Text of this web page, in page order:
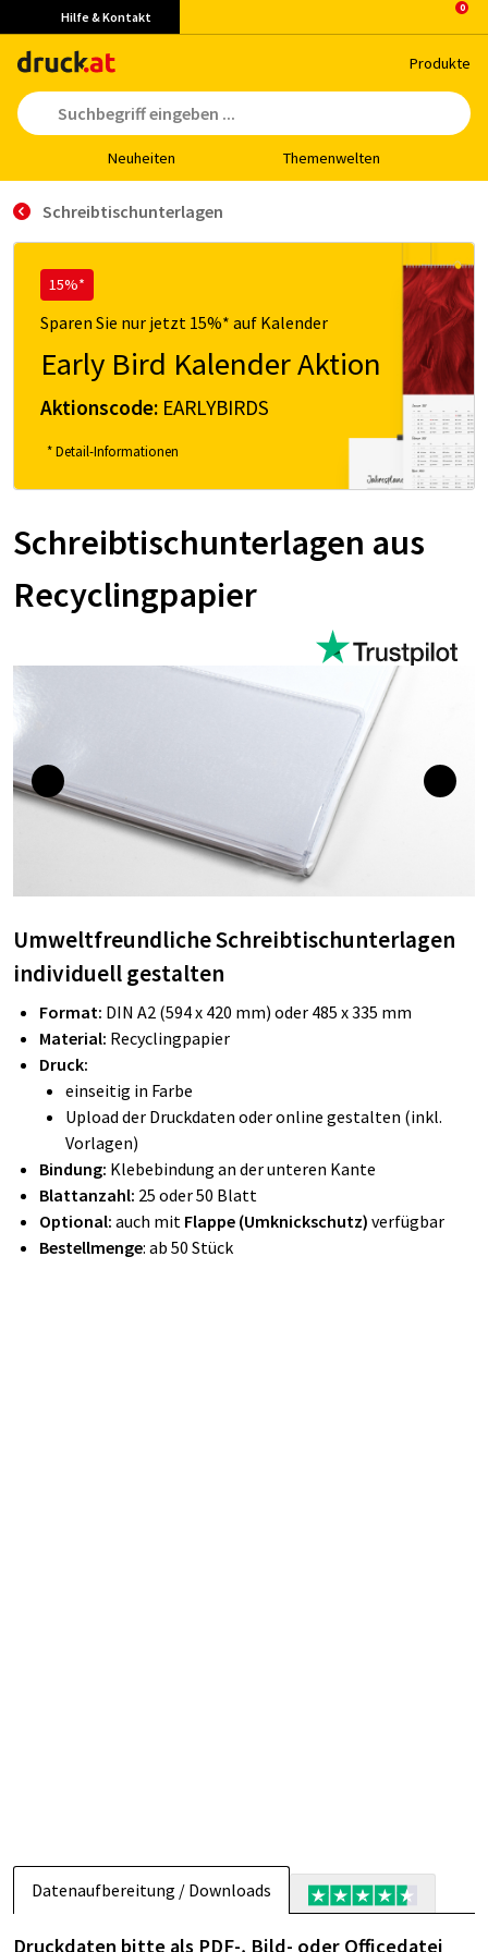
Hilfe & Kontakt
Pro­duk­te
Neu­hei­ten The­men­wel­ten
Schreibtischunterlagen
15%*
Sparen Sie nur jetzt 15%* auf Kalender
Early Bird Kalender Aktion
Aktionscode: EARLYBIRDS
* Detail-Informationen
Schreibtischunterlagen aus
Recyclingpapier
Umweltfreundliche Schreibtischunterlagen
individuell gestalten
Format: DIN A2 (594 x 420 mm) oder 485 x 335 mm
Material: Recyclingpapier
Druck:
einseitig in Farbe
Upload der Druckdaten oder online gestalten (inkl.
Vorlagen)
Bindung: Klebebindung an der unteren Kante
Blattanzahl: 25 oder 50 Blatt
Optional: auch mit Flappe (Umknickschutz) verfügbar
Bestellmenge: ab 50 Stück
Datenaufbereitung / Downloads
Druckdaten bitte als PDF-, Bild- oder Officedatei